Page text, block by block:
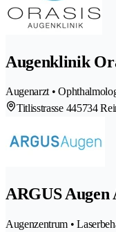
Augenklinik
Augenarzt •
Titlisstrasse 445734
ARGUS Augen
Augenzentrum •